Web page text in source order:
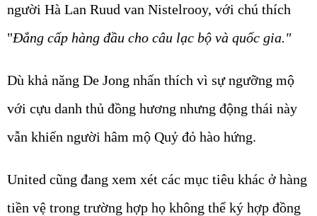
người Hà Lan Ruud van Nistelrooy, với chú thích
"Đẳng cấp hàng đầu cho câu lạc bộ và quốc gia."
Dù khả năng De Jong nhấn thích vì sự ngưỡng mộ
với cựu danh thủ đồng hương nhưng động thái này
vẫn khiến người hâm mộ Quỷ đỏ hào hứng.
United cũng đang xem xét các mục tiêu khác ở hàng
tiền vệ trong trường hợp họ không thể ký hợp đồng